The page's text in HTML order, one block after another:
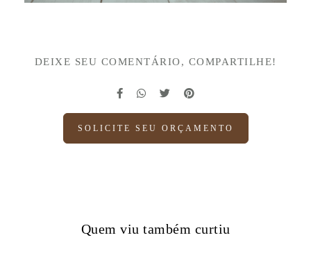
DEIXE SEU COMENTÁRIO, COMPARTILHE!
SOLICITE SEU ORÇAMENTO
Quem viu também curtiu